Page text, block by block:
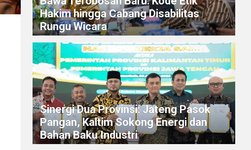
Hakim hingga Cabang Disabilitas
Rungu Wicara
Sinergi Dua Provinsi: Jateng Pasok
Pangan, Kaltim Sokong Energi dan
Bahan Baku Industri